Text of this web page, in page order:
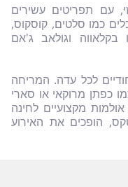
עם תפריטים עשירים
כמו סלטים, קוסקוס,
בקלאווה וגולאב ג'אם
לכל עדה. המריחה
כפתן מרוקאי או סארי
מקצועיים לחינה
הופכים את האירוע